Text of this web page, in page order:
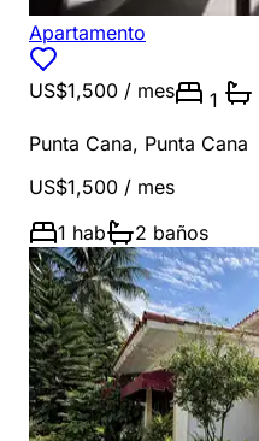
Apartamento
US$1,500 / mes 1
Punta Cana, Punta Cana
US$1,500 / mes
1 hab 2 baños